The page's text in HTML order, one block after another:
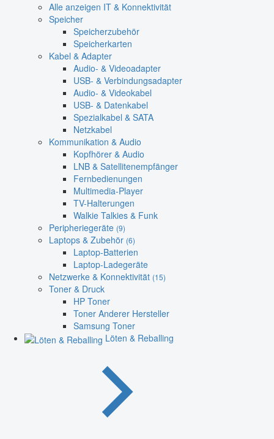
Alle anzeigen IT & Konnektivität
Speicher
Speicherzubehör
Speicherkarten
Kabel & Adapter
Audio- & Videoadapter
USB- & Verbindungsadapter
Audio- & Videokabel
USB- & Datenkabel
Spezialkabel & SATA
Netzkabel
Kommunikation & Audio
Kopfhörer & Audio
LNB & Satellitenempfänger
Fernbedienungen
Multimedia-Player
TV-Halterungen
Walkie Talkies & Funk
Peripheriegeräte (9)
Laptops & Zubehör (6)
Laptop-Batterien
Laptop-Ladegeräte
Netzwerke & Konnektivität (15)
Toner & Druck
HP Toner
Toner Anderer Hersteller
Samsung Toner
Löten & Reballing